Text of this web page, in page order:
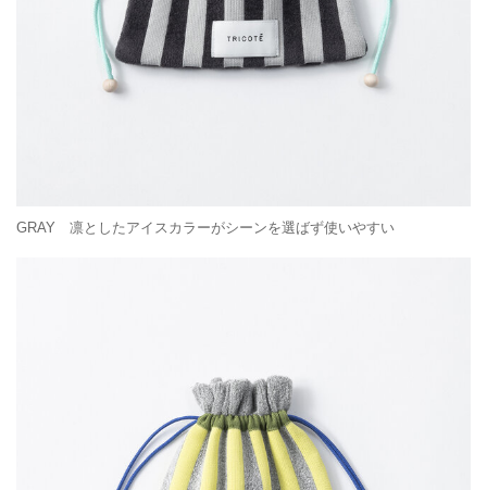
GRAY 凛としたアイスカラーがシーンを選ばず使いやすい